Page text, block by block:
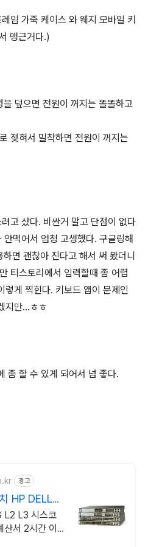
임 가죽 케이스 와 웨지 모바일 키
맹근거다.)
덮으면 전원이 꺼지는 똘똘하고
젖혀서 밀착하면 전원이 꺼지는
고 샀다. 비싼거 말고 단점이 없다
먹어서 엄청 고생했다. 구글링해
면 괜찮아 진다고 해서 써 봤더니
티스토리에서 입력할때 좀 어렵
게 찍힌다. 키보드 앱이 문제인
지만...ㅎㅎ
좀 할 수 있게 되어서 넘 좋다.
광고
HP DELL
L2 L3 시스코
서 2시간 이